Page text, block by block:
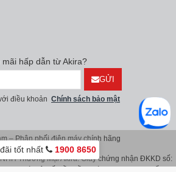
hấp dẫn từ Akira?
GỬI
điều khoản Chính sách bảo mật
– Phân phối điện máy chính hãng
Thương Mại Akira. Giấy chứng nhận ĐKKD số:
tốt nhất 1900 8650